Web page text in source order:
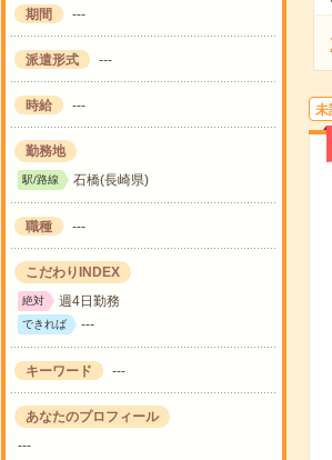
期間 ---
派遣形式 ---
時給 ---
勤務地
駅/路線 石橋(長崎県)
職種 ---
こだわりINDEX
絶対 週4日勤務
できれば ---
キーワード ---
あなたのプロフィール
---
未